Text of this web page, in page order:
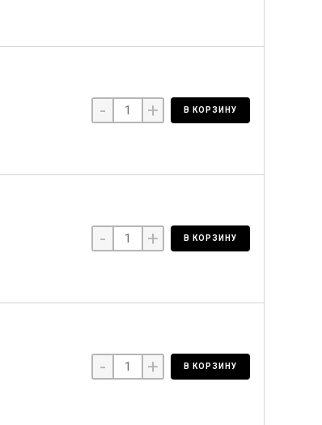
- + В КОРЗИНУ
- + В КОРЗИНУ
- + В КОРЗИНУ